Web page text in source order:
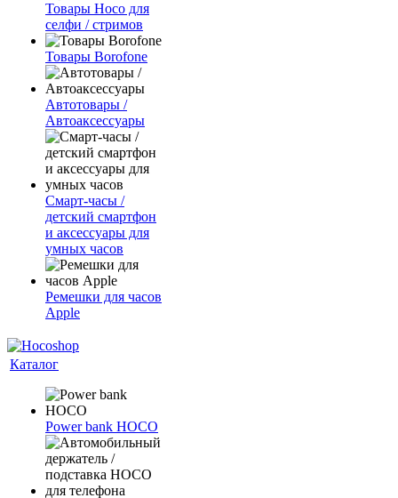
Товары Hoco для
селфи / стримов
Товары Borofone
Автотовары /
Автоаксессуары
Смарт-часы /
детский смартфон
и аксессуары для
умных часов
Ремешки для часов
Apple
Каталог
Power bank HOCO